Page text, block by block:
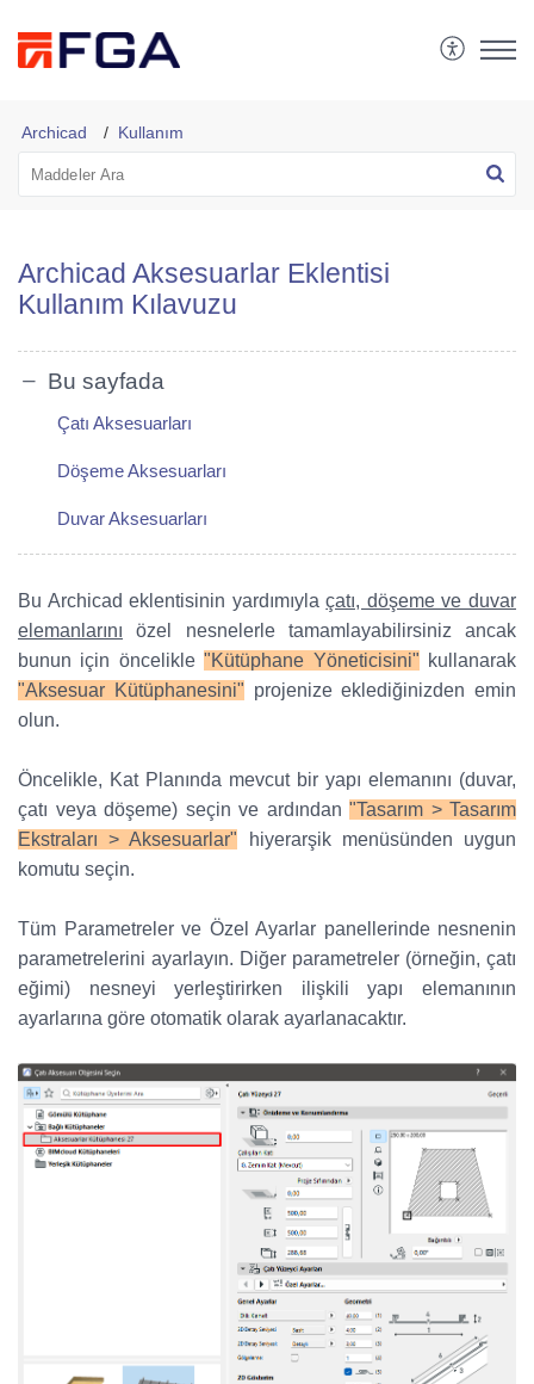
Archicad Kullanım
Archicad Aksesuarlar Eklentisi
Kullanım Kılavuzu
Bu sayfada
Çatı Aksesuarları
Döşeme Aksesuarları
Duvar Aksesuarları
Bu Archicad eklentisinin yardımıylaçatı, döşeme ve duvar
elemanlarını özel nesnelerle tamamlayabilirsiniz ancak
bunun için öncelikle"Kütüphane Yöneticisini" kullanarak
"Aksesuar Kütüphanesini" projenize eklediğinizden emin
olun.
Öncelikle, Kat Planında mevcut bir yapı elemanını (duvar,
çatı veya döşeme) seçin ve ardından "Tasarım > Tasarım
Ekstraları > Aksesuarlar" hiyerarşik menüsünden uygun
komutu seçin.
Tüm Parametreler ve Özel Ayarlar panellerinde nesnenin
parametrelerini ayarlayın. Diğer parametreler (örneğin, çatı
eğimi) nesneyi yerleştirirken ilişkili yapı elemanının
ayarlarına göre otomatik olarak ayarlanacaktır.